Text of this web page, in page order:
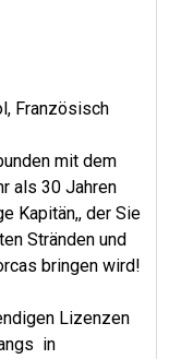
Französisch
mit dem
als 30 Jahren
Kapitän,, der Sie
Stränden und
bringen wird!
Lizenzen
in